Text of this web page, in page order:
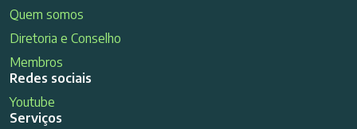
Quem somos
Diretoria e Conselho
Membros
Redes sociais
Youtube
Serviços